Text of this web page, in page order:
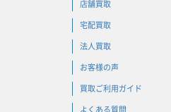
店舗買取
宅配買取
法人買取
お客様の声
買取ご利用ガイド
よくある質問